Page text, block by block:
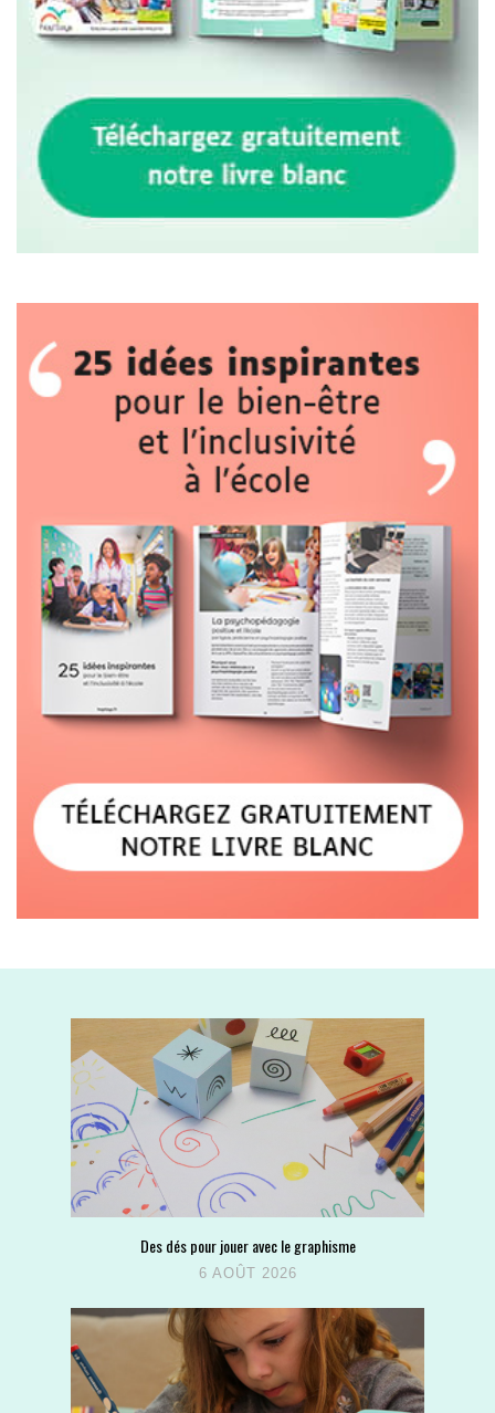
Des dés pour jouer avec le graphisme
6 AOÛT 2026